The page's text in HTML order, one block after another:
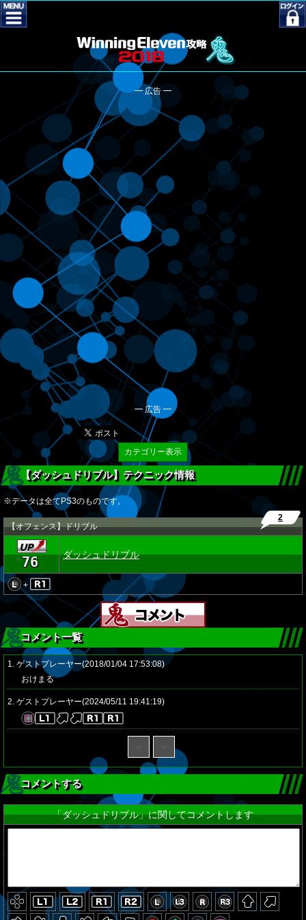
━ 広告 ━
━ 広告 ━
カテゴリー表示
【ダッシュドリブル】テクニック情報
※データは全てPS3のものです。
【オフェンス】ドリブル
2
★76 ダッシュドリブル
+
コメント一覧
1. ゲストプレーヤー(2018/01/04 17:53:08)
おけまる
2. ゲストプレーヤー(2024/05/11 19:41:19)
コメントする
「ダッシュドリブル」に関してコメントします